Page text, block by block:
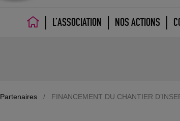
ACCUEILL’ASSOCIATION NOS ACTIONS
Partenaires / FINANCEMENT DU CHANTIER